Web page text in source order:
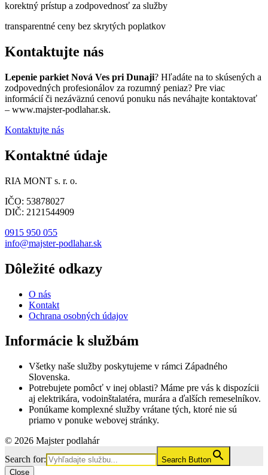
korektný prístup a zodpovednosť za služby
transparentné ceny bez skrytých poplatkov
Kontaktujte nás
Lepenie parkiet Nová Ves pri Dunaji? Hľadáte na to skúsených a
zodpovedných profesionálov za rozumný peniaz? Pre viac
informácií či nezáväznú cenovú ponuku nás neváhajte kontaktovať
– www.majster-podlahar.sk.
Kontaktujte nás
Kontaktné údaje
RIA MONT s. r. o.
IČO: 53878027
DIČ: 2121544909
0915 950 055
info@majster-podlahar.sk
Dôležité odkazy
O nás
Kontakt
Ochrana osobných údajov
Informácie k službám
Všetky naše služby poskytujeme v rámci Západného
Slovenska.
Potrebujete pomôcť v inej oblasti? Máme pre vás k dispozícii
aj elektrikára, vodoinštalatéra, murára a ďalších remeselníkov.
Ponúkame komplexné služby vrátane tých, ktoré nie sú
priamo v ponuke webovej stránky.
© 2026 Majster podlahár
Search for:
Search Button
Close